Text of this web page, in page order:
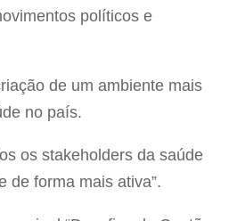
políticos e
de um ambiente mais
no país.
os stakeholders da saúde
de forma mais ativa”.